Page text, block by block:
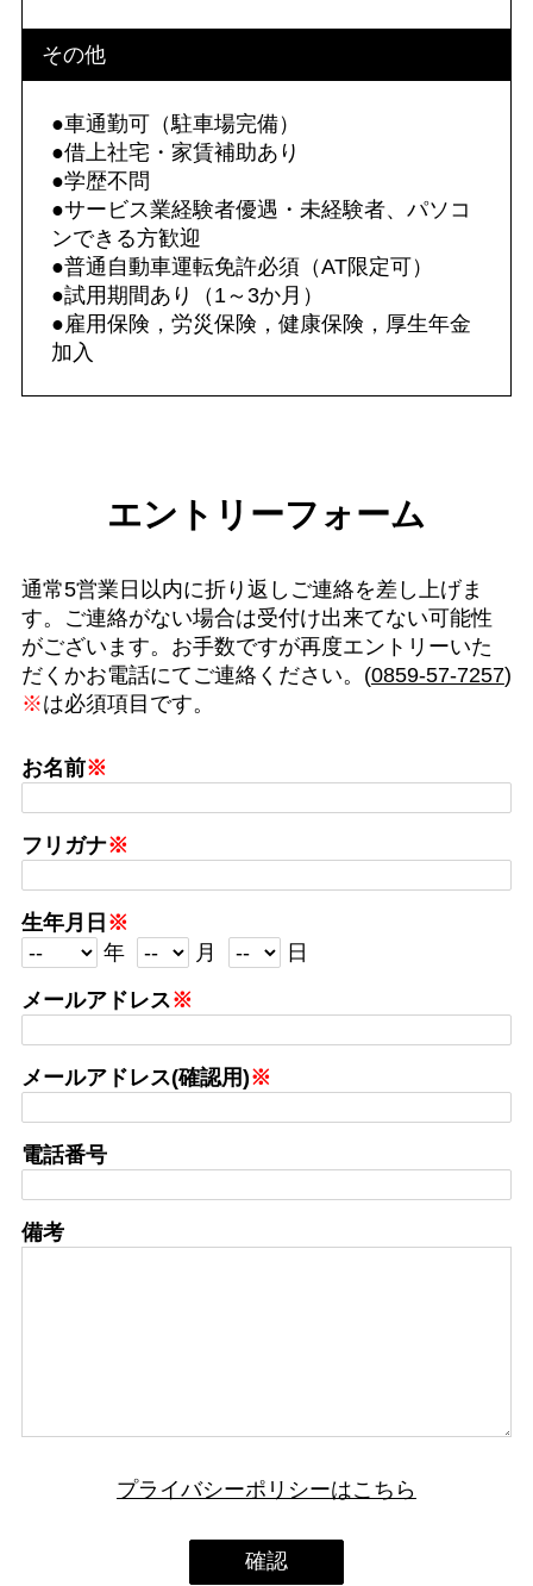
その他
●車通勤可（駐車場完備）
●借上社宅・家賃補助あり
●学歴不問
●サービス業経験者優遇・未経験者、パソコ
ンできる方歓迎
●普通自動車運転免許必須（AT限定可）
●試用期間あり（1～3か月）
●雇用保険，労災保険，健康保険，厚生年金
加入
エントリーフォーム
通常5営業日以内に折り返しご連絡を差し上げま
す。ご連絡がない場合は受付け出来てない可能性
がございます。お手数ですが再度エントリーいた
だくかお電話にてご連絡ください。(0859-57-7257)
※は必須項目です。
お名前※
フリガナ※
生年月日 ※
年
月
日
メールアドレス※
メールアドレス(確認用)※
電話番号
備考
プライバシーポリシーはこちら